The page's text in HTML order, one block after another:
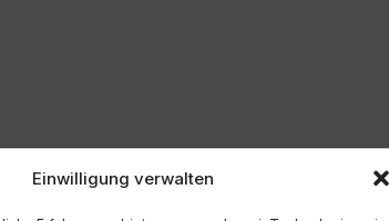
Einwilligung verwalten